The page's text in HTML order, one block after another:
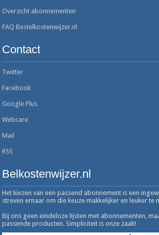
Overzicht abonnementen
FAQ Bestelkostenwijzer.nl
Contact
Twitter
Facebook
Google Plus
Webcare
Mail
RSS
Belkostenwijzer.nl
Het kiezen van een passend abonnement is een
streven ernaar om die keuze makkelijker en leuker te
Bij ons geen eindeloze lijsten met abonnementen,
passende producten. Simpliciteit is onze zaak!